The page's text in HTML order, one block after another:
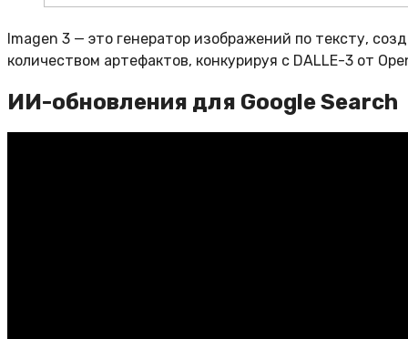
Imagen 3 — это генератор изображений по тексту,
количеством артефактов, конкурируя с DALLE-3 от
ИИ-обновления для Google Search